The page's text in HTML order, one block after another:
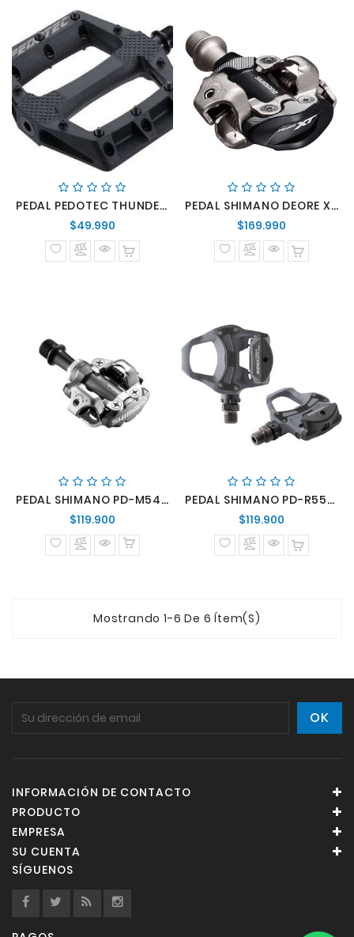
PEDAL PEDOTEC THUNDER 220 NEGRO
$49.990
normal
PEDAL SHIMANO DEORE XT SPD PD-M8100
$169.990
normal
PEDAL SHIMANO PD-M540MSPD
$119.900
normal
PEDAL SHIMANO PD-R550-L
$119.900
normal
Mostrando 1-6 De 6 Ítem(s)
INFORMACIÓN DE CONTACTO
PRODUCTO
EMPRESA
SU CUENTA
SÍGUENOS